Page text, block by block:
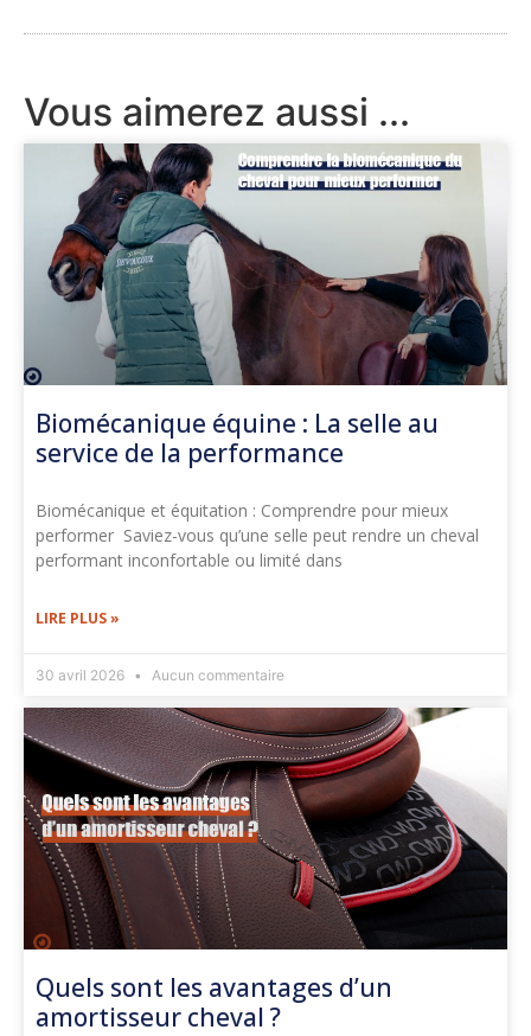
Vous aimerez aussi ...
Biomécanique équine : La selle au
service de la performance
Biomécanique et équitation : Comprendre pour mieux
performer Saviez-vous qu’une selle peut rendre un cheval
performant inconfortable ou limité dans
LIRE PLUS »
30 avril 2026 Aucun commentaire
Quels sont les avantages d’un
amortisseur cheval ?